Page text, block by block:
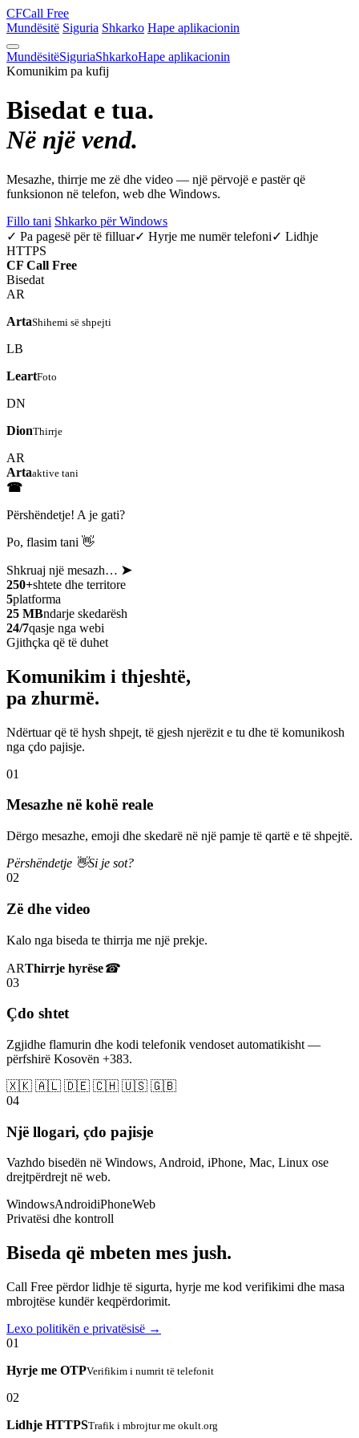
CFCall Free
Mundësitë Siguria Shkarko Hape aplikacionin
MundësitëSiguriaShkarkoHape aplikacionin
Komunikim pa kufij
Bisedat e tua.
Në një vend.
Mesazhe, thirrje me zë dhe video — një përvojë e pastër që
funksionon në telefon, web dhe Windows.
Fillo tani Shkarko për Windows
✓ Pa pagesë për të filluar✓ Hyrje me numër telefoni✓ Lidhje
HTTPS
CF Call Free
Bisedat
AR
ArtaShihemi së shpejti
LB
LeartFoto
DN
DionThirrje
AR
Artaaktive tani
☎
Përshëndetje! A je gati?
Po, flasim tani 👋
Shkruaj një mesazh… ➤
250+shtete dhe territore
5platforma
25 MBndarje skedarësh
24/7qasje nga webi
Gjithçka që të duhet
Komunikim i thjeshtë,
pa zhurmë.
Ndërtuar që të hysh shpejt, të gjesh njerëzit e tu dhe të komunikosh
nga çdo pajisje.
01
Mesazhe në kohë reale
Dërgo mesazhe, emoji dhe skedarë në një pamje të qartë e të shpejtë.
Përshëndetje 👋Si je sot?
02
Zë dhe video
Kalo nga biseda te thirrja me një prekje.
ARThirrje hyrëse☎
03
Çdo shtet
Zgjidhe flamurin dhe kodi telefonik vendoset automatikisht —
përfshirë Kosovën +383.
🇽🇰 🇦🇱 🇩🇪 🇨🇭 🇺🇸 🇬🇧
04
Një llogari, çdo pajisje
Vazhdo bisedën në Windows, Android, iPhone, Mac, Linux ose
drejtpërdrejt në web.
WindowsAndroidiPhoneWeb
Privatësi dhe kontroll
Biseda që mbeten mes jush.
Call Free përdor lidhje të sigurta, hyrje me kod verifikimi dhe masa
mbrojtëse kundër keqpërdorimit.
Lexo politikën e privatësisë →
01
Hyrje me OTPVerifikim i numrit të telefonit
02
Lidhje HTTPSTrafik i mbrojtur me okult.org